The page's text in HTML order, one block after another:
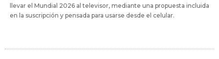
llevar el Mundial 2026 al televisor, mediante una propuesta incluida
en la suscripción y pensada para usarse desde el celular.